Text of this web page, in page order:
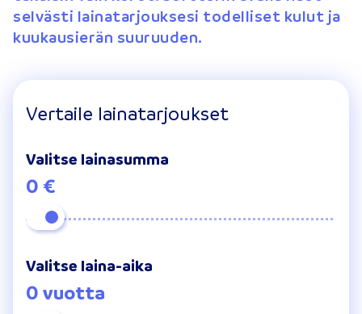
selvästi lainatarjouksesi todelliset kulut ja
kuukausierän suuruuden.
Vertaile lainatarjoukset
Valitse lainasumma
0 €
Valitse laina-aika
0 vuotta